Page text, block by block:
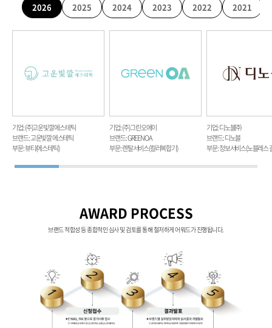
2026 2025 2024 2023 2022 2021
기업 : (주)고운빛깔 에스테틱
브랜드 : 고운빛깔 에스테틱
부문 : 뷰티(에스테틱)
기업 : (주) 그린오에이
브랜드 : GREENOA
부문 : 렌탈서비스(컬러복합기)
기업 : 디노블㈜
브랜드 : 디노블
부문 : 정보서비스(노블레스
AWARD PROCESS
브랜드 적합성 등 종합적인 심사 및 검토를 통해 철저하게 어워드가 진행됩니다.